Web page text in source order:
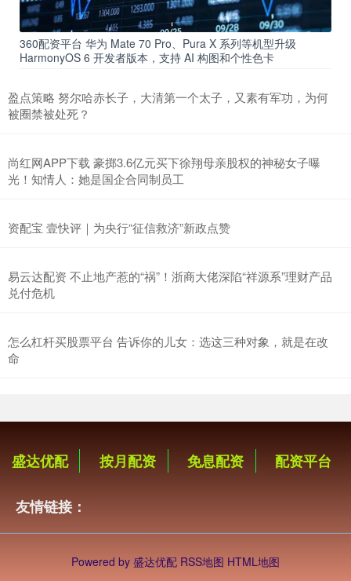
360配资平台 华为 Mate 70 Pro、Pura X 系列等机型升级
HarmonyOS 6 开发者版本，支持 AI 构图和个性色卡
盈点策略 努尔哈赤长子，大清第一个太子，又素有军功，为何
被圈禁被处死？
尚红网APP下载 豪掷3.6亿元买下徐翔母亲股权的神秘女子曝
光！知情人：她是国企合同制员工
资配宝 壹快评｜为央行“征信救济”新政点赞
易云达配资 不止地产惹的“祸”！浙商大佬深陷“祥源系”理财产品
兑付危机
怎么杠杆买股票平台 告诉你的儿女：选这三种对象，就是在改
命
盛达优配 按月配资 免息配资 配资平台
友情链接：
Powered by 盛达优配 RSS地图 HTML地图